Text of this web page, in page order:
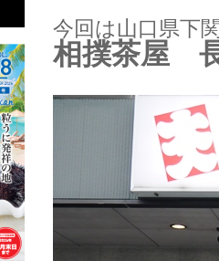
今回は山口県下
相撲茶屋